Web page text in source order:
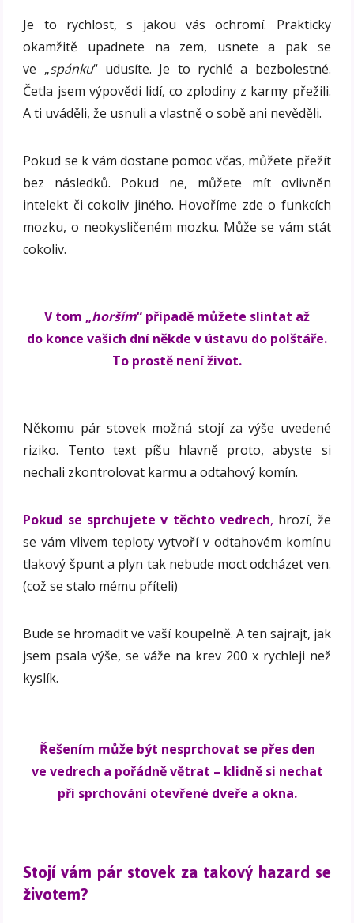
Je to rychlost, s jakou vás ochromí. Prakticky
okamžitě upadnete na zem, usnete a pak se
ve „spánku“ udusíte. Je to rychlé a bezbolestné.
Četla jsem výpovědi lidí, co zplodiny z karmy přežili.
A ti uváděli, že usnuli a vlastně o sobě ani nevěděli.
Pokud se k vám dostane pomoc včas, můžete přežít
bez následků. Pokud ne, můžete mít ovlivněn
intelekt či cokoliv jiného. Hovoříme zde o funkcích
mozku, o neokysličeném mozku. Může se vám stát
cokoliv.
V tom „horším“ případě můžete slintat až
do konce vašich dní někde v ústavu do polštáře.
To prostě není život.
Někomu pár stovek možná stojí za výše uvedené
riziko. Tento text píšu hlavně proto, abyste si
nechali zkontrolovat karmu a odtahový komín.
Pokud se sprchujete v těchto vedrech, hrozí, že
se vám vlivem teploty vytvoří v odtahovém komínu
tlakový špunt a plyn tak nebude moct odcházet ven.
(což se stalo mému příteli)
Bude se hromadit ve vaší koupelně. A ten sajrajt, jak
jsem psala výše, se váže na krev 200 x rychleji než
kyslík.
Řešením může být nesprchovat se přes den
ve vedrech a pořádně větrat – klidně si nechat
při sprchování otevřené dveře a okna.
Stojí vám pár stovek za takový hazard se
životem?